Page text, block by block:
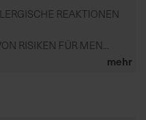
REAKTIONEN
RISIKEN FÜR MEN...
mehr